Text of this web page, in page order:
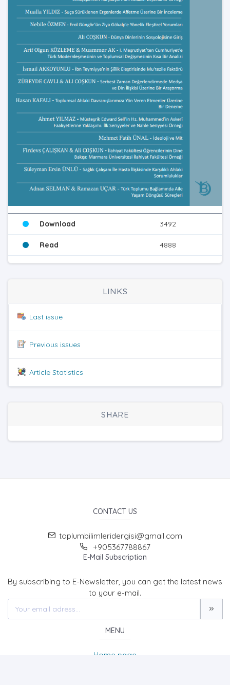
Download 3492
Read 4888
LINKS
Last issue
Previous issues
Article Statistics
SHARE
CONTACT US
toplumbilimleridergisi@gmail.com
+905367788867
E-Mail Subscription
By subscribing to E-Newsletter, you can get the latest news
to your e-mail.
MENU
Home page